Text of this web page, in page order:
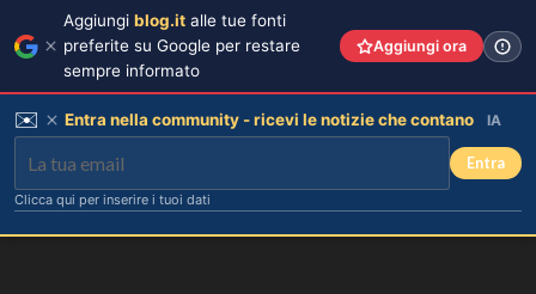
Aggiungi blog.it alle tue fonti
preferite su Google per restare
sempre informato
Aggiungi ora
✉️ Entra nella community - ricevi le notizie che contano IA
Entra
Clicca qui per inserire i tuoi dati